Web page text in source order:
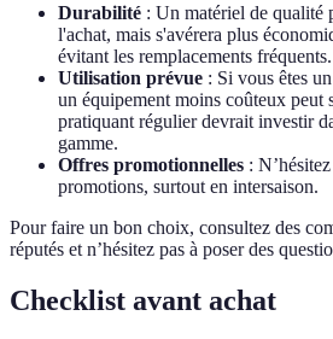
Durabilité : Un matériel de qualité
l'achat, mais s'avérera plus
évitant les remplacements fréquents.
Utilisation prévue : Si vous êtes
un équipement moins coûteux peut
pratiquant régulier devrait investir
gamme.
Offres promotionnelles :
promotions, surtout en intersaison.
Pour faire un bon choix, consultez des
réputés et n’hésitez pas à poser des
Checklist avant achat